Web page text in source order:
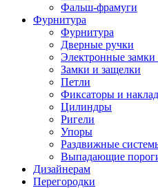
Фальш-фрамуги
Фурнитура
Фурнитура
Дверные ручки
Электронные замки
Замки и защелки
Петли
Фиксаторы и
Цилиндры
Ригели
Упоры
Раздвижные
Выпадающие
Дизайнерам
Перегородки